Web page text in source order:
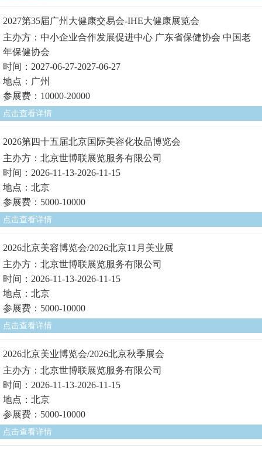
2027第35届广州大健康交易会-IHE大健康展览会
主办方：中小企业合作发展促进中心 广东省保健协会 中国老
年保健协会
时间：2027-06-27-2027-06-27
地点：广州
参展费：10000-20000
点击查看详情
2026第四十五届北京国际美容化妆品博览会
主办方：北京世博联展览服务有限公司
时间：2026-11-13-2026-11-15
地点：北京
参展费：5000-10000
点击查看详情
2026北京美容博览会/2026北京11月美业展
主办方：北京世博联展览服务有限公司
时间：2026-11-13-2026-11-15
地点：北京
参展费：5000-10000
点击查看详情
2026北京美业博览会/2026北京秋季展会
主办方：北京世博联展览服务有限公司
时间：2026-11-13-2026-11-15
地点：北京
参展费：5000-10000
点击查看详情